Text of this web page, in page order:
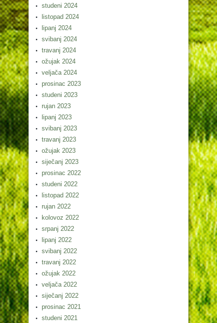
studeni 2024
listopad 2024
lipanj 2024
svibanj 2024
travanj 2024
ožujak 2024
veljača 2024
prosinac 2023
studeni 2023
rujan 2023
lipanj 2023
svibanj 2023
travanj 2023
ožujak 2023
siječanj 2023
prosinac 2022
studeni 2022
listopad 2022
rujan 2022
kolovoz 2022
srpanj 2022
lipanj 2022
svibanj 2022
travanj 2022
ožujak 2022
veljača 2022
siječanj 2022
prosinac 2021
studeni 2021